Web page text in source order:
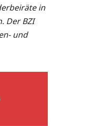
in
Der BZI
und